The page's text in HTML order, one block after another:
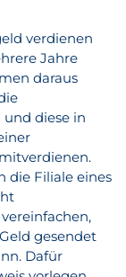
verdienen
Jahre
daraus
diese in
die Filiale eines
gesendet
Dafür